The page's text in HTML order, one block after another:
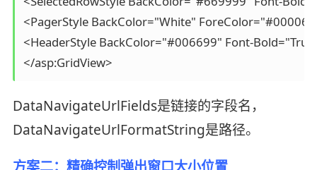
<PagerStyle BackColor="White"
<HeaderStyle BackColor="#006699" Font-
DataNavigateUrlFields是链接的字段名，
DataNavigateUrlFormatString是路径。